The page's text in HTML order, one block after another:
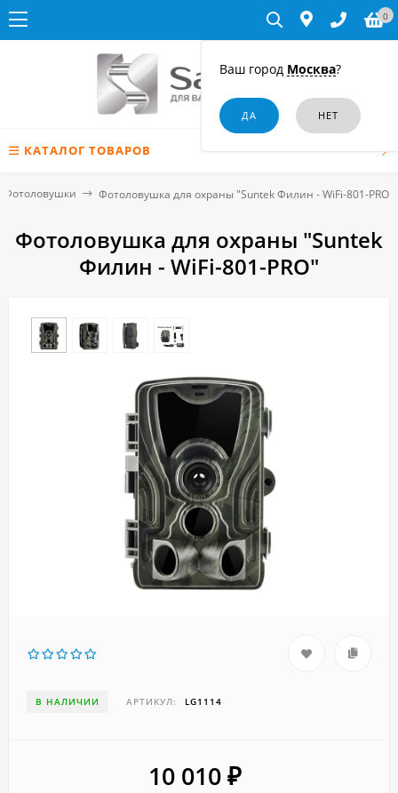
Ваш город Москва?
0
КАТАЛОГ ТОВАРОВ
Фотоловушки Фотоловушка для охраны "Suntek Филин - WiFi-801-PRO"
Фотоловушка для охраны "Suntek
Филин - WiFi-801-PRO"
В НАЛИЧИИ АРТИКУЛ: LG1114
10 010 ₽